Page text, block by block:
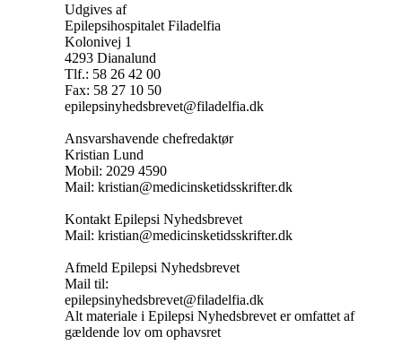
Udgives af
Epilepsihospitalet Filadelfia
Kolonivej 1
4293 Dianalund
Tlf.: 58 26 42 00
Fax: 58 27 10 50
epilepsinyhedsbrevet@filadelfia.dk
Ansvarshavende chefredaktør
Kristian Lund
Mobil: 2029 4590
Mail: kristian@medicinsketidsskrifter.dk
Kontakt Epilepsi Nyhedsbrevet
Mail: kristian@medicinsketidsskrifter.dk
Afmeld Epilepsi Nyhedsbrevet
Mail til:
epilepsinyhedsbrevet@filadelfia.dk
Alt materiale i Epilepsi Nyhedsbrevet er omfattet af
gældende lov om ophavsret